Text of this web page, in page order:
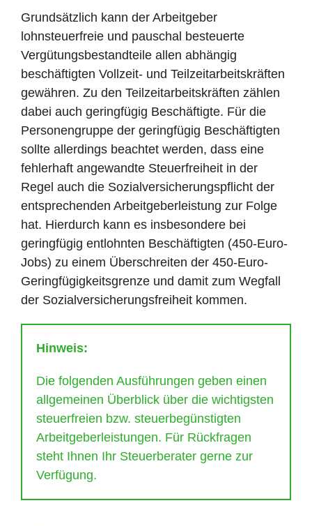
Grundsätzlich kann der Arbeitgeber
lohnsteuerfreie und pauschal besteuerte
Vergütungsbestandteile allen abhängig
beschäftigten Vollzeit- und Teilzeitarbeitskräften
gewähren. Zu den Teilzeitarbeitskräften zählen
dabei auch geringfügig Beschäftigte. Für die
Personengruppe der geringfügig Beschäftigten
sollte allerdings beachtet werden, dass eine
fehlerhaft angewandte Steuerfreiheit in der
Regel auch die Sozialversicherungspflicht der
entsprechenden Arbeitgeberleistung zur Folge
hat. Hierdurch kann es insbesondere bei
geringfügig entlohnten Beschäftigten (450-Euro-
Jobs) zu einem Überschreiten der 450-Euro-
Geringfügigkeitsgrenze und damit zum Wegfall
der Sozialversicherungsfreiheit kommen.
Hinweis:
Die folgenden Ausführungen geben einen
allgemeinen Überblick über die wichtigsten
steuerfreien bzw. steuerbegünstigten
Arbeitgeberleistungen. Für Rückfragen
steht Ihnen Ihr Steuerberater gerne zur
Verfügung.